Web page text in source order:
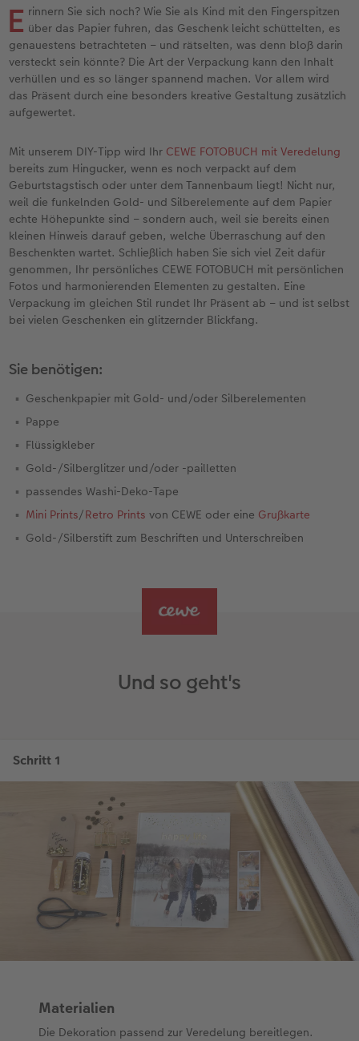
Erinnerungstasche
Personalisierter Schuber
Bestellwege
Jahrbuch
Reisefotobuch
Kundenbeispiele
Webinare & VHS
Fotobuch für Anfänger
Fotobuch erstellen
Fotocollage
hexxas
Acrylglas
Gallery Print
Hartschaum
Mehrteiler
Bestellwege
Ideen zur Wandgestaltung
Neuheiten
Fotosets
Fotosticker
Art Prints
Rahmen
Fotogrößen & Formate
Bestellwege
Last Minute Fotos
CEWE myPhotos
Neuheiten
Sofortfotos
Sofortsticker
Sofortfotos mit Rahmen
Sofortfotos mit Design
Sofortfotostreifen
Sofortfotogrußkarten
Sofortfotosets
Sofortfotocollagen
Retro Minis
Fototassen
Emaille Becher
Trinkflasche
Schule & Büro
Textilien
Art Prints
Faber-Castell
Foto-Geschenkbox
Neuheiten
Babykarten
Geburtskarten
Taufkarten
Fotokarten
Digitale Grußkarte
Bestellwege
Papierqualitäten
Weitere Anlässe
Neuheiten
Silikonhüllen
Handykette
Kunststoffhüllen
Holzhüllen
Bio-based Case
Mit Design
Bestellwege
Inspiration
Wandkalender Fineline
Kundenbeispiele
Papierqualitäten
Designvorlagen
Kalender mit fertigem Design
Gestaltungsideen
CEWE myPhotos
Neuheiten
für Männer
für Frauen
für Freundinnen
für Großeltern
für Tierfreunde
Einfach & schnell gestaltet
Besondere Geschenkideen
CEWE myPhotos
Baby
Erste Schritte
Kreative Ideen mit Sofortfotos
Fotobuch für Anfänger
Softwaretipps
Videotutorials
Anleitungen & Hilfe
Fototipps
CEWE Magazin
Neue Funktionen
Erste Schritte
Softwaretipps
E rinnern Sie sich noch? Wie Sie als Kind mit den Fingerspitzen
über das Papier fuhren, das Geschenk leicht schüttelten, es
genauestens betrachteten – und rätselten, was denn bloß darin
versteckt sein könnte? Die Art der Verpackung kann den Inhalt
verhüllen und es so länger spannend machen. Vor allem wird
das Präsent durch eine besonders kreative Gestaltung zusätzlich
aufgewertet.
Mit unserem DIY-Tipp wird Ihr CEWE FOTOBUCH mit Veredelung
bereits zum Hingucker, wenn es noch verpackt auf dem
Geburtstagstisch oder unter dem Tannenbaum liegt! Nicht nur,
weil die funkelnden Gold- und Silberelemente auf dem Papier
echte Höhepunkte sind – sondern auch, weil sie bereits einen
kleinen Hinweis darauf geben, welche Überraschung auf den
Beschenkten wartet. Schließlich haben Sie sich viel Zeit dafür
genommen, Ihr persönliches CEWE FOTOBUCH mit persönlichen
Fotos und harmonierenden Elementen zu gestalten. Eine
Verpackung im gleichen Stil rundet Ihr Präsent ab – und ist selbst
bei vielen Geschenken ein glitzernder Blickfang.
Sie benötigen:
Geschenkpapier mit Gold- und/oder Silberelementen
Pappe
Flüssigkleber
Gold-/Silberglitzer und/oder -pailletten
passendes Washi-Deko-Tape
Mini Prints/Retro Prints von CEWE oder eine Grußkarte
Gold-/Silberstift zum Beschriften und Unterschreiben
Und so geht's